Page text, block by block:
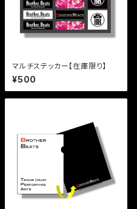
マルチステッカー【在庫限り】
¥500